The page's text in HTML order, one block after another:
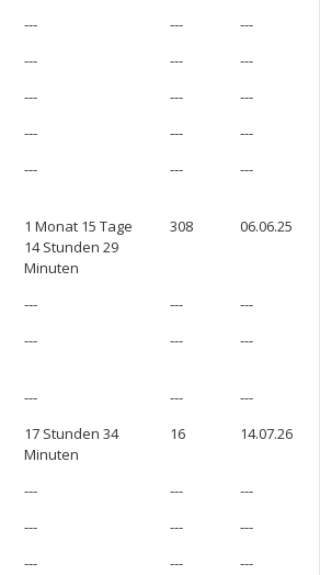
--- ---
---
--- ---
---
--- ---
---
--- ---
---
--- --- ---
1 Monat 15 Tage
14 Stunden 29
Minuten
308 06.06.25
--- ---
---
--- --- ---
--- ---
---
17 Stunden 34
Minuten
16 14.07.26
--- ---
---
--- ---
---
--- ---
---